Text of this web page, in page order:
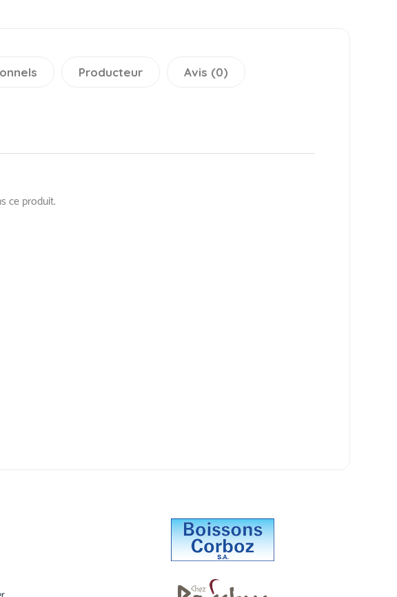
Producteur Avis (0)
ce produit.